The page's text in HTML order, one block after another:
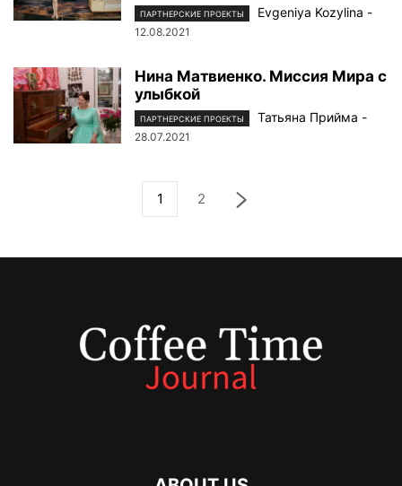
ПАРТНЕРСКИЕ ПРОЕКТЫ Evgeniya Kozylina -
12.08.2021
Нина Матвиенко. Миссия Мира с
улыбкой
ПАРТНЕРСКИЕ ПРОЕКТЫ Татьяна Прийма -
28.07.2021
1 2